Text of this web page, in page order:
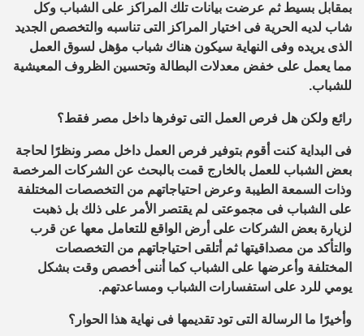
بمقابل بسيط ثم عرضت بيانات تلك المراكز على الشباب وكل
شاب لديه الحرية فى اختيار المراكز التى تناسبه والتخصص الجديد
الذى يريده وفى النهاية سيكون هناك شباب مؤهل لسوق العمل
مما يعمل على خفض معدلات البطالة وتحسين الظروف المعيشية
للشباب.
رائع ولكن هل فرص العمل التى توفرها داخل مصر فقط؟
فى البداية كنت أقوم بتوفير فرص العمل داخل مصر ونظرًا لحاجة
بعض الشباب للعمل بالخارج قمت بالبحث عن الشركات المرخصة
وذات السمعة الطيبة وعرض احتياجاتهم من التخصصات المختلفة
على الشباب فى مجموعتى لم يقتصر الأمر على ذلك بل ذهبت
لزيارة بعض الشركات على أرض الواقع للتعامل معها عن قرب
والتأكد من مصداقيتها ثم أتلقى احتياجاتهم من التخصصات
المختلفة وأعرضها على الشباب كما أننى أخصص وقت بشكل
يومي للرد على استفسارات الشباب ومساعدتهم.
وأخيرًا ما الرسالة التى تود تقديمها فى نهاية هذا الحوار؟